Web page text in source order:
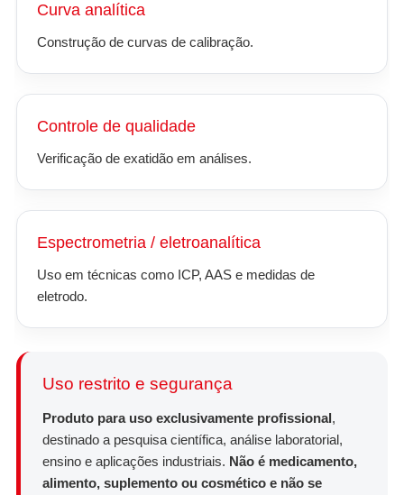
Curva analítica
Construção de curvas de calibração.
Controle de qualidade
Verificação de exatidão em análises.
Espectrometria / eletroanalítica
Uso em técnicas como ICP, AAS e medidas de
eletrodo.
Uso restrito e segurança
Produto para uso exclusivamente profissional,
destinado a pesquisa científica, análise laboratorial,
ensino e aplicações industriais. Não é medicamento,
alimento, suplemento ou cosmético e não se